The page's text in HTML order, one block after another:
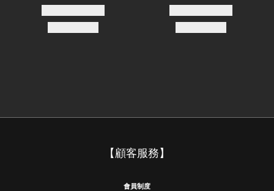
【顧客服務】
會員制度